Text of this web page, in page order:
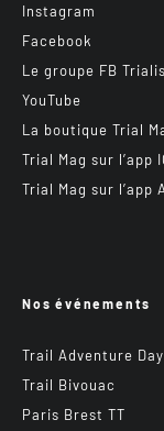
Instagram
Facebook
Le groupe FB
YouTube
La boutique Trial
Trial Mag sur l’app
Trial Mag sur l’app
Nos événements
Trail Adventure
Trail Bivouac
Paris Brest TT